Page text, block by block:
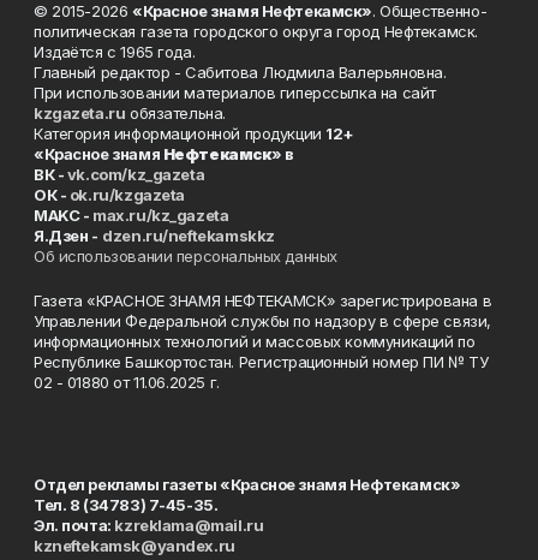
© 2015-2026 «Красное знамя Нефтекамск». Общественно-
политическая газета городского округа город Нефтекамск.
Издаётся с 1965 года.
Главный редактор - Сабитова Людмила Валерьяновна.
При использовании материалов гиперссылка на сайт
kzgazeta.ru обязательна.
Категория информационной продукции 12+
«Красное знамя Нефтекамск» в
ВК -vk.com/kz_gazeta
ОК - ok.ru/kzgazeta
MAKC - max.ru/kz_gazeta
Я.Дзен - dzen.ru/neftekamskkz
Об использовании персональных данных
Газета «КРАСНОЕ ЗНАМЯ НЕФТЕКАМСК» зарегистрирована в
Управлении Федеральной службы по надзору в сфере связи,
информационных технологий и массовых коммуникаций по
Республике Башкортостан. Регистрационный номер ПИ № ТУ
02 - 01880 от 11.06.2025 г.
Отдел рекламы газеты «Красное знамя Нефтекамск»
Тел. 8 (34783) 7-45-35.
Эл. почта: kzreklama@mail.ru
kzneftekamsk@yandex.ru